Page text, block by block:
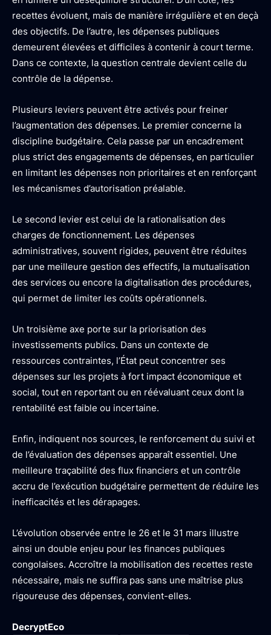
recettes évoluent, mais de manière irrégulière et en deçà
des objectifs. De l’autre, les dépenses publiques
demeurent élevées et difficiles à contenir à court terme.
Dans ce contexte, la question centrale devient celle du
contrôle de la dépense.
Plusieurs leviers peuvent être activés pour freiner
l’augmentation des dépenses. Le premier concerne la
discipline budgétaire. Cela passe par un encadrement
plus strict des engagements de dépenses, en particulier
en limitant les dépenses non prioritaires et en renforçant
les mécanismes d’autorisation préalable.
Le second levier est celui de la rationalisation des
charges de fonctionnement. Les dépenses
administratives, souvent rigides, peuvent être réduites
par une meilleure gestion des effectifs, la mutualisation
des services ou encore la digitalisation des procédures,
qui permet de limiter les coûts opérationnels.
Un troisième axe porte sur la priorisation des
investissements publics. Dans un contexte de
ressources contraintes, l’État peut concentrer ses
dépenses sur les projets à fort impact économique et
social, tout en reportant ou en réévaluant ceux dont la
rentabilité est faible ou incertaine.
Enfin, indiquent nos sources, le renforcement du suivi et
de l’évaluation des dépenses apparaît essentiel. Une
meilleure traçabilité des flux financiers et un contrôle
accru de l’exécution budgétaire permettent de réduire les
inefficacités et les dérapages.
L’évolution observée entre le 26 et le 31 mars illustre
ainsi un double enjeu pour les finances publiques
congolaises. Accroître la mobilisation des recettes reste
nécessaire, mais ne suffira pas sans une maîtrise plus
rigoureuse des dépenses, convient-elles.
DecryptEco